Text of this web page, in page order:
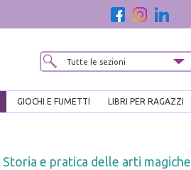
GIOCHI E FUMETTI LIBRI PER RAGAZZI
Storia e pratica delle arti magiche